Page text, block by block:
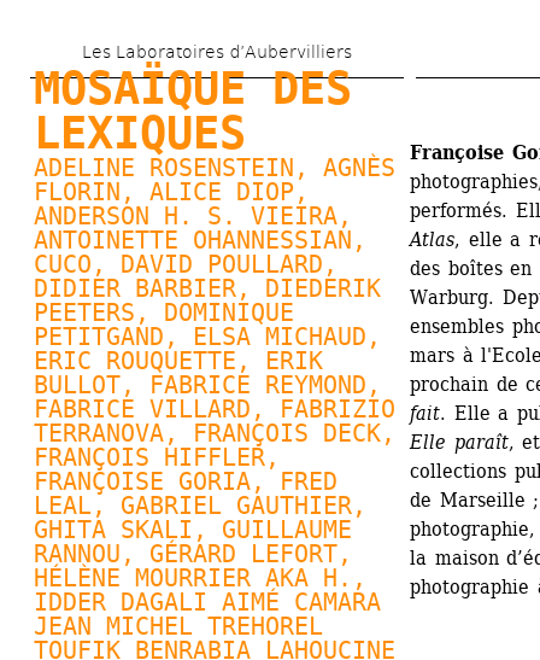
au
contenu
principal
Les Laboratoires d’Aubervilliers
MOSAÏQUE DES
LEXIQUES
ADELINE ROSENSTEIN, AGNÈS
FLORIN , ALICE DIOP,
ANDERSON H. S. VIEIRA,
ANTOINETTE OHANNESSIAN ,
CUCO, DAVID POULLARD ,
DIDIER BARBIER, DIEDERIK
PEETERS , DOMINIQUE
PETITGAND , ELSA MICHAUD ,
ERIC ROUQUETTE, ERIK
BULLOT, FABRICE REYMOND,
FABRICE VILLARD , FABRIZIO
TERRANOVA, FRANÇOIS DECK,
FRANÇOIS HIFFLER,
FRANÇOISE GORIA, FRED
LEAL, GABRIEL GAUTHIER,
GHITA SKALI, GUILLAUME
RANNOU , GÉRARD LEFORT,
HÉLÈNE MOURRIER AKA H.,
IDDER DAGALI AIMÉ CAMARA
JEAN MICHEL TREHOREL
TOUFIK BENRABIA LAHOUCINE
Françoise
performés.
Atlas, elle a
des boîtes en
Warburg.
ensembles
mars à
prochain de
fait. Elle a
Elle paraît,
collections
de Marseille
la maison
photographie